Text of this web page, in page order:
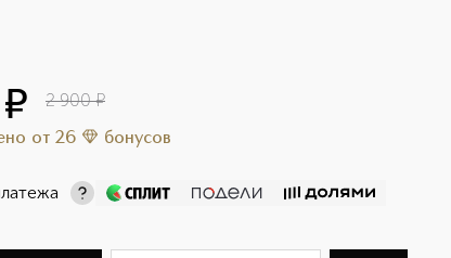
¤ 2 900 ¤
от 26 бонусов